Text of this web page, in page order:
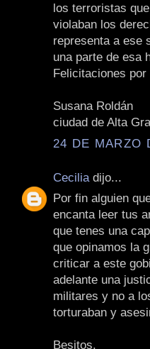
los terroristas
violaban los
representa a ese
una parte de esa
Felicitaciones
Susana Roldán
ciudad de Alta
24 DE MARZO
Cecilia dijo...
Por fin alguien
encanta leer tus
que tenes una
que opinamos la
criticar a este
adelante una
militares y no a
torturaban y
Besitos.